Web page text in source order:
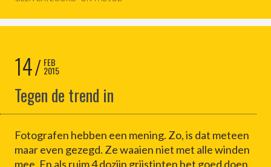
14 FEB
2015
Tegen de trend in
Fotografen hebben een mening. Zo, is dat meteen
maar even gezegd. Ze waaien niet met alle winden
mee. En als ruim 4 dozijn grijstinten het goed doen